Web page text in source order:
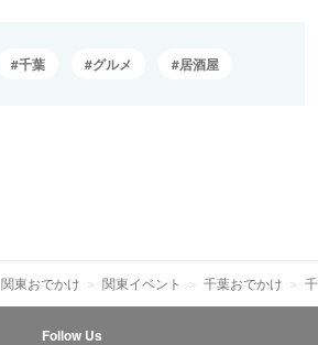
千葉 グルメ 居酒屋
関東おでかけ 関東イベント 千葉おでかけ
Follow Us